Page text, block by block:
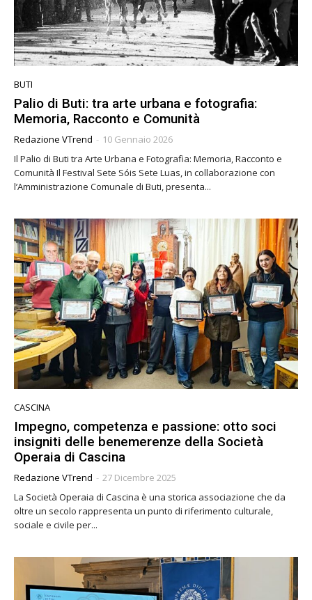
BUTI
Palio di Buti: tra arte urbana e fotografia:
Memoria, Racconto e Comunità
Redazione VTrend - 10 Gennaio 2026
Il Palio di Buti tra Arte Urbana e Fotografia: Memoria, Racconto e
Comunità Il Festival Sete Sóis Sete Luas, in collaborazione con
l’Amministrazione Comunale di Buti, presenta...
CASCINA
Impegno, competenza e passione: otto soci
insigniti delle benemerenze della Società
Operaia di Cascina
Redazione VTrend - 27 Dicembre 2025
La Società Operaia di Cascina è una storica associazione che da
oltre un secolo rappresenta un punto di riferimento culturale,
sociale e civile per...